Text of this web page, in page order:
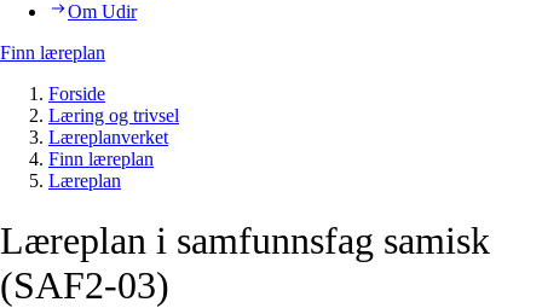
Om Udir
Finn læreplan
Forside
Læring og trivsel
Læreplanverket
Finn læreplan
Læreplan
Læreplan i samfunnsfag samisk
(SAF2-03)